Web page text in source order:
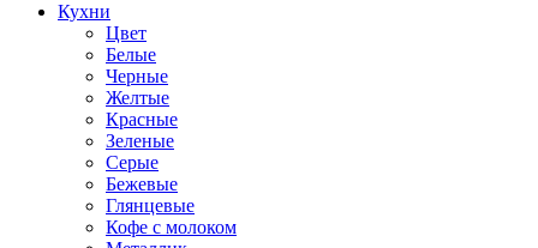
Кухни
Цвет
Белые
Черные
Желтые
Красные
Зеленые
Серые
Бежевые
Глянцевые
Кофе с молоком